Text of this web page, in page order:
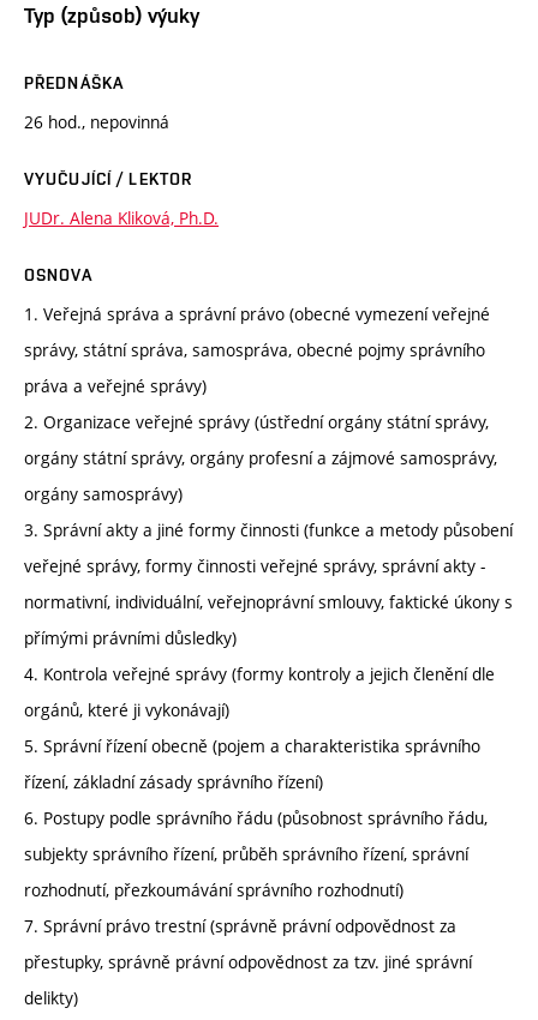
Typ (způsob) výuky
PŘEDNÁŠKA
26 hod., nepovinná
VYUČUJÍCÍ / LEKTOR
JUDr. Alena Kliková, Ph.D.
OSNOVA
1. Veřejná správa a správní právo (obecné vymezení veřejné
správy, státní správa, samospráva, obecné pojmy správního
práva a veřejné správy)
2. Organizace veřejné správy (ústřední orgány státní správy,
orgány státní správy, orgány profesní a zájmové samosprávy,
orgány samosprávy)
3. Správní akty a jiné formy činnosti (funkce a metody působení
veřejné správy, formy činnosti veřejné správy, správní akty -
normativní, individuální, veřejnoprávní smlouvy, faktické úkony s
přímými právními důsledky)
4. Kontrola veřejné správy (formy kontroly a jejich členění dle
orgánů, které ji vykonávají)
5. Správní řízení obecně (pojem a charakteristika správního
řízení, základní zásady správního řízení)
6. Postupy podle správního řádu (působnost správního řádu,
subjekty správního řízení, průběh správního řízení, správní
rozhodnutí, přezkoumávání správního rozhodnutí)
7. Správní právo trestní (správně právní odpovědnost za
přestupky, správně právní odpovědnost za tzv. jiné správní
delikty)